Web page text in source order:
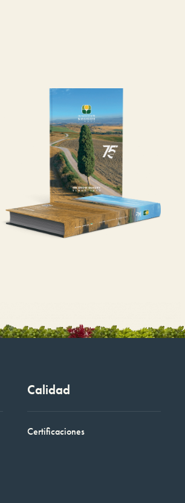
Calidad
Certificaciones